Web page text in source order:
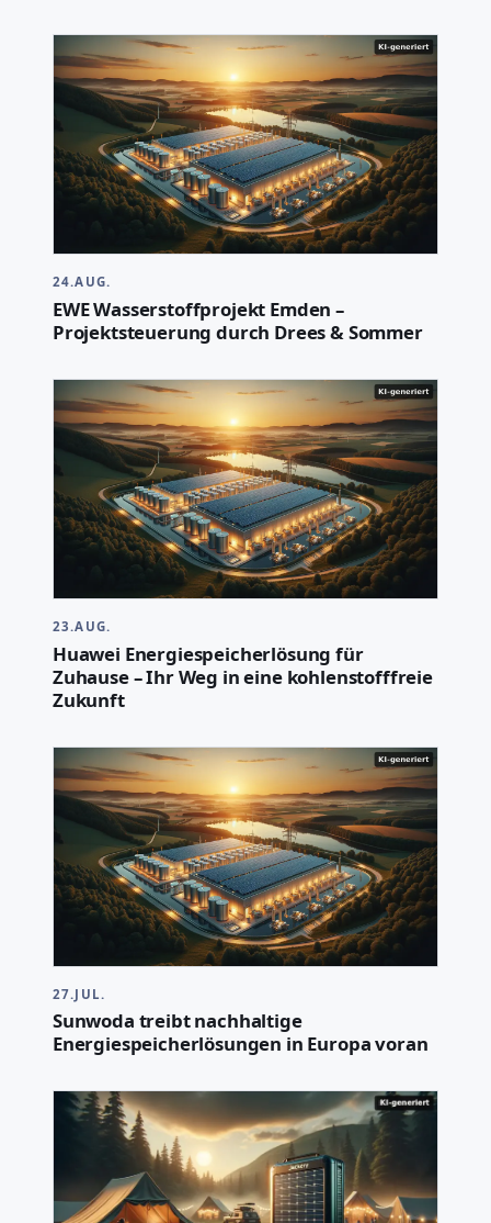
24.AUG.
EWE Wasserstoffprojekt Emden –
Projektsteuerung durch Drees & Sommer
23.AUG.
Huawei Energiespeicherlösung für
Zuhause – Ihr Weg in eine kohlenstofffreie
Zukunft
27.JUL.
Sunwoda treibt nachhaltige
Energiespeicherlösungen in Europa voran